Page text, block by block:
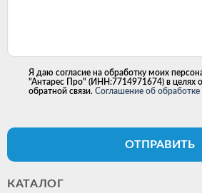
Я даю согласие на обработку моих
"Антарес Про" (ИНН:7714971674) в целях
обратной связи. Соглашение об
ОТПРАВИТЬ
КАТАЛОГ